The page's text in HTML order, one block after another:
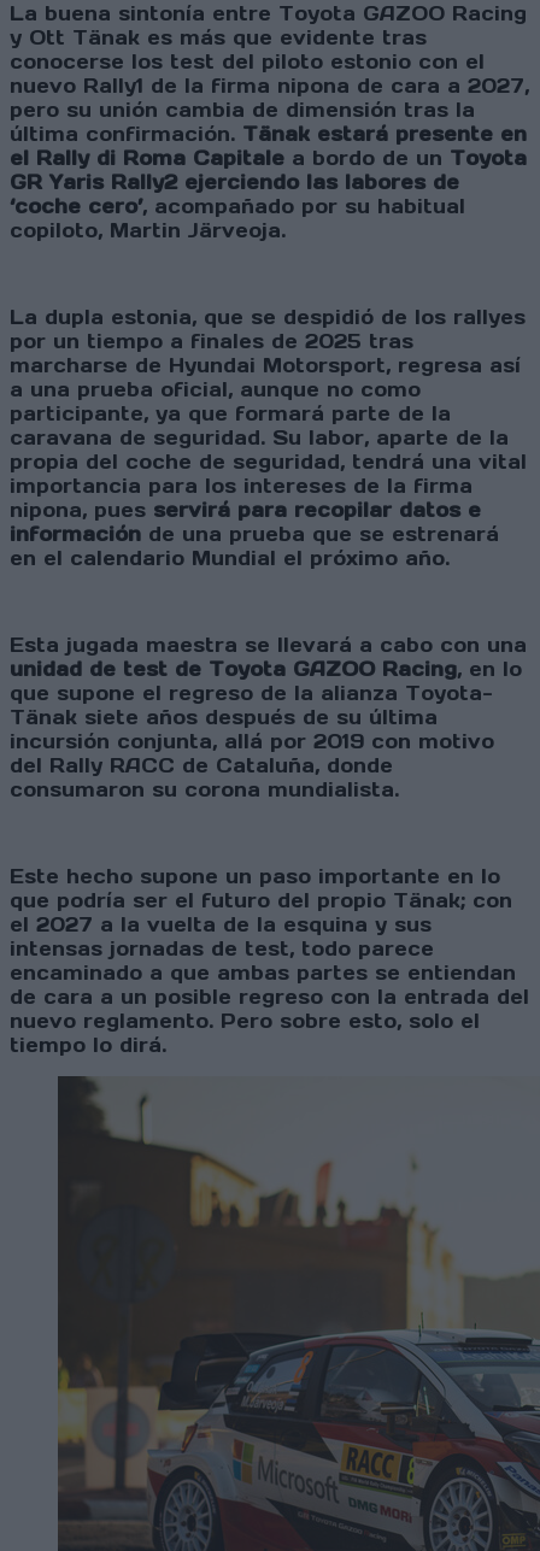
La buena sintonía entre Toyota GAZOO Racing
y Ott Tänak es más que evidente tras
conocerse los test del piloto estonio con el
nuevo Rally1 de la firma nipona de cara a 2027,
pero su unión cambia de dimensión tras la
última confirmación. Tänak estará presente en
el Rally di Roma Capitale a bordo de un Toyota
GR Yaris Rally2 ejerciendo las labores de
‘coche cero’, acompañado por su habitual
copiloto, Martin Järveoja.
La dupla estonia, que se despidió de los rallyes
por un tiempo a finales de 2025 tras
marcharse de Hyundai Motorsport, regresa así
a una prueba oficial, aunque no como
participante, ya que formará parte de la
caravana de seguridad. Su labor, aparte de la
propia del coche de seguridad, tendrá una vital
importancia para los intereses de la firma
nipona, pues servirá para recopilar datos e
información de una prueba que se estrenará
en el calendario Mundial el próximo año.
Esta jugada maestra se llevará a cabo con una
unidad de test de Toyota GAZOO Racing, en lo
que supone el regreso de la alianza Toyota-
Tänak siete años después de su última
incursión conjunta, allá por 2019 con motivo
del Rally RACC de Cataluña, donde
consumaron su corona mundialista.
Este hecho supone un paso importante en lo
que podría ser el futuro del propio Tänak; con
el 2027 a la vuelta de la esquina y sus
intensas jornadas de test, todo parece
encaminado a que ambas partes se entiendan
de cara a un posible regreso con la entrada del
nuevo reglamento. Pero sobre esto, solo el
tiempo lo dirá.